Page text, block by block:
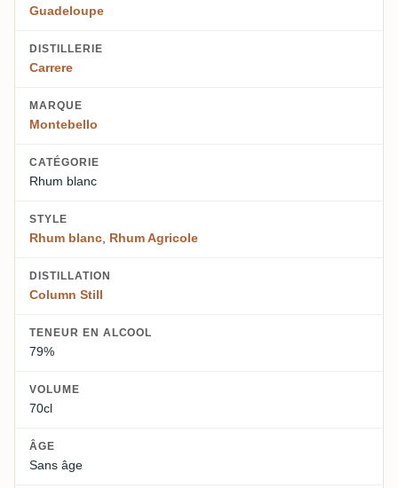
Guadeloupe
DISTILLERIE
Carrere
MARQUE
Montebello
CATÉGORIE
Rhum blanc
STYLE
Rhum blanc, Rhum Agricole
DISTILLATION
Column Still
TENEUR EN ALCOOL
79%
VOLUME
70cl
ÂGE
Sans âge